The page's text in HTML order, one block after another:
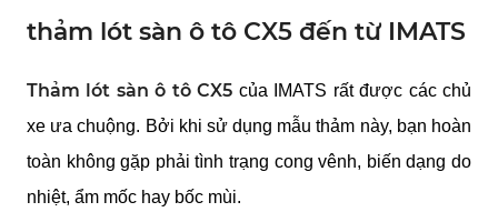
thảm lót sàn ô tô CX5 đến từ IMATS
Thảm lót sàn ô tô CX5 của IMATS rất được các chủ
xe ưa chuộng. Bởi khi sử dụng mẫu thảm này, bạn hoàn
toàn không gặp phải tình trạng cong vênh, biến dạng do
nhiệt, ẩm mốc hay bốc mùi.